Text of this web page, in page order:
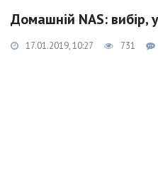
Домашній NAS: вибір,
17.01.2019, 10:27 731